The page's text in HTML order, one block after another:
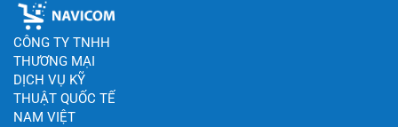
CÔNG TY TNHH
THƯƠNG MẠI
DỊCH VỤ KỸ
THUẬT QUỐC TẾ
NAM VIỆT